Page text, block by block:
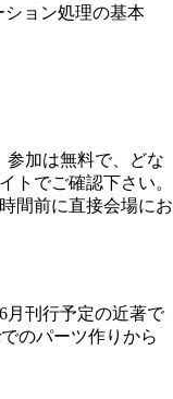
ション処理の基本
参加は無料で、どな
トでご確認下さい。
間前に直接会場にお
月刊行予定の近著で
のパーツ作りから